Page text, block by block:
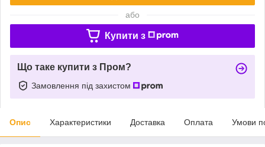
або
Купити з
Що таке купити з Пром?
Замовлення під захистом
Опис Характеристики Доставка Оплата Умови